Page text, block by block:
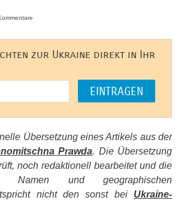
zur Ukraine direkt in Ihr
Übersetzung eines Artikels aus der
Prawda. Die Übersetzung
noch redaktionell bearbeitet und die
Namen und geographischen
nicht den sonst bei Ukraine-